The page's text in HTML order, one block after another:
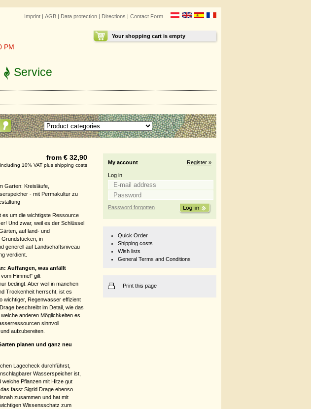
Imprint | AGB | Data protection | Directions | Contact Form
Your shopping cart is empty
PM
Service
from € 32,90
including 10% VAT plus shipping costs
Garten: Kreisläufe,
- mit Permakultur zu
es um die wichtigste Ressource
Und zwar, weil es der Schlüssel
auf land- und
in
generell auf Landschaftsniveau
verdient.
Auffangen, was anfällt
Himmel" gilt
bedingt. Aber weil in manchen
Trockenheit herrscht, ist es
wichtiger, Regenwasser effizient
beschreibt im Detail, wie das
anderen Möglichkeiten es
sinnvoll
aufzubereiten.
planen und ganz neu
Lagecheck durchführst,
Wasserspeicher ist,
welche Pflanzen mit Hitze gut
fasst Sigrid Drage ebenso
zusammen und hat mit
Wissensschatz zum
My account Register »
Log in
Password forgotten
Quick Order
Shipping costs
Wish lists
General Terms and Conditions
Print this page